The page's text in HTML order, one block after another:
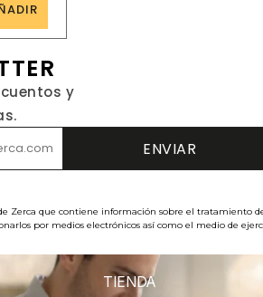
y
Zerca que contiene información sobre el tratamiento
por medios electrónicos así como el medio de
TIENDA